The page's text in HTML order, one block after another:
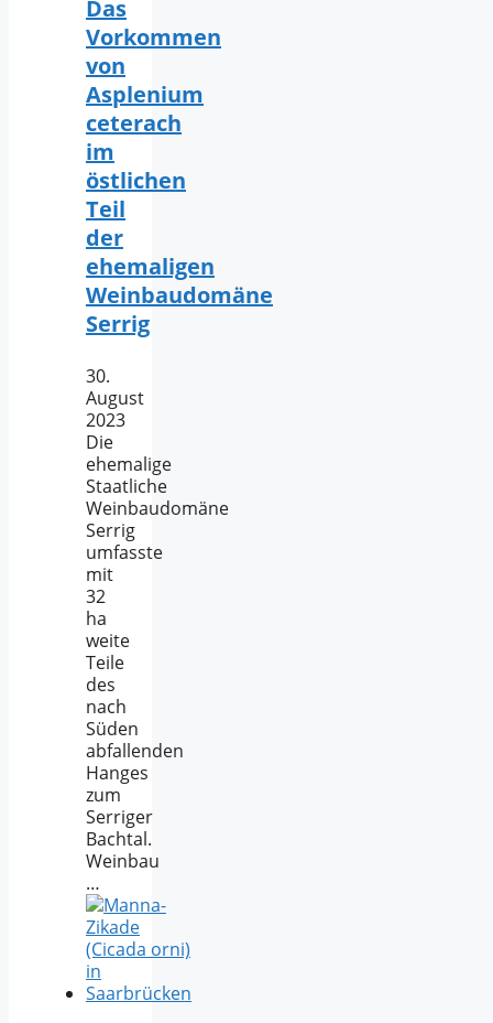
Das
Vorkommen
von
Asplenium
ceterach
im
östlichen
Teil
der
ehemaligen
Weinbaudomäne
Serrig
30.
August
2023
Die
ehemalige
Staatliche
Weinbaudomäne
Serrig
umfasste
mit
32
ha
weite
Teile
des
nach
Süden
abfallenden
Hanges
zum
Serriger
Bachtal.
Weinbau
…